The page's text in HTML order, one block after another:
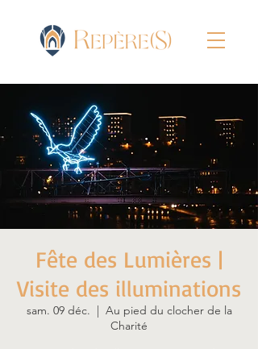
Fête des Lumières |
Visite des illuminations
sam. 09 déc.
  |
Au pied du clocher de la
Charité